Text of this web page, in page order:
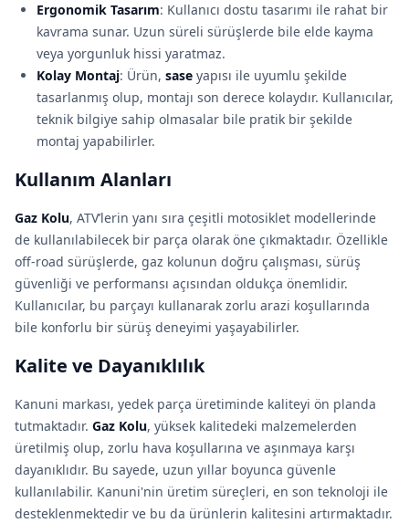
Ergonomik Tasarım: Kullanıcı dostu tasarımı ile rahat bir
kavrama sunar. Uzun süreli sürüşlerde bile elde kayma
veya yorgunluk hissi yaratmaz.
Kolay Montaj: Ürün, sase yapısı ile uyumlu şekilde
tasarlanmış olup, montajı son derece kolaydır. Kullanıcılar,
teknik bilgiye sahip olmasalar bile pratik bir şekilde
montaj yapabilirler.
Kullanım Alanları
Gaz Kolu, ATV’lerin yanı sıra çeşitli motosiklet modellerinde
de kullanılabilecek bir parça olarak öne çıkmaktadır. Özellikle
off-road sürüşlerde, gaz kolunun doğru çalışması, sürüş
güvenliği ve performansı açısından oldukça önemlidir.
Kullanıcılar, bu parçayı kullanarak zorlu arazi koşullarında
bile konforlu bir sürüş deneyimi yaşayabilirler.
Kalite ve Dayanıklılık
Kanuni markası, yedek parça üretiminde kaliteyi ön planda
tutmaktadır. Gaz Kolu, yüksek kalitedeki malzemelerden
üretilmiş olup, zorlu hava koşullarına ve aşınmaya karşı
dayanıklıdır. Bu sayede, uzun yıllar boyunca güvenle
kullanılabilir. Kanuni'nin üretim süreçleri, en son teknoloji ile
desteklenmektedir ve bu da ürünlerin kalitesini artırmaktadır.